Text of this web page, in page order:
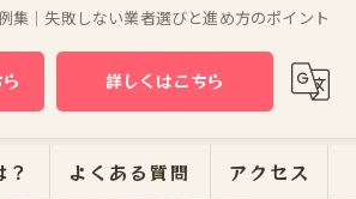
集｜失敗しない業者選びと進め方のポイント
詳しくはこちら
よくある質問 アクセス